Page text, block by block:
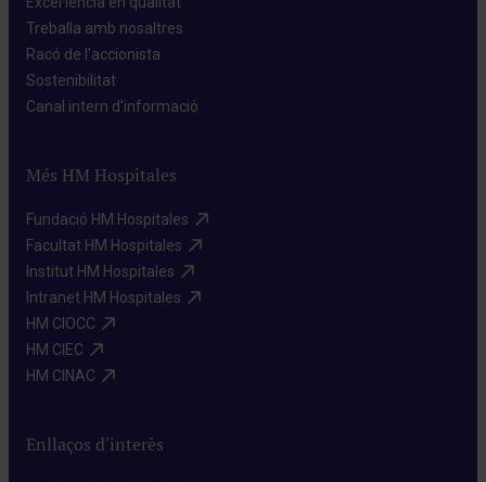
Treballa amb nosaltres​
Racó de l'accionista​
Sostenibilitat​
Canal intern d'informació​
Més HM Hospitales
Fundació HM Hospitales​
Facultat HM Hospitales​
Institut HM Hospitales​
Intranet HM Hospitales​
HM CIOCC​
HM CIEC​
HM CINAC​
Enllaços d'interès